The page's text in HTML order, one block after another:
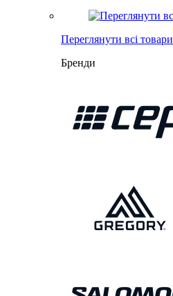
Переглянути всі товари
Бренди